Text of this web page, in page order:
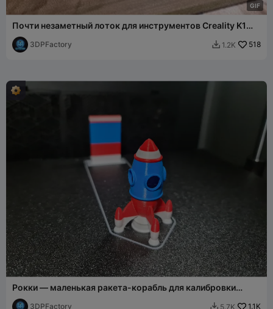
GIF
Почти незаметный лоток для инструментов Creality K1
Max, простая печать V3
3DPFactory  1.2K 518
Рокки — маленькая ракета-корабль для калибровки
настроек, тестовая модель
3DPFactory  5.7K 1.1K